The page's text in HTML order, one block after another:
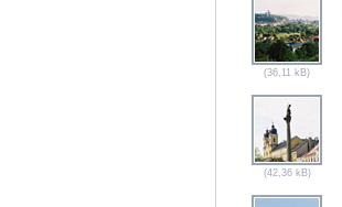
(36,11 kB)
(42,36 kB)